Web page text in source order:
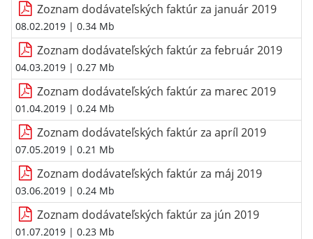
Zoznam dodávateľských faktúr za január 2019
08.02.2019 | 0.34 Mb
Zoznam dodávateľských faktúr za február 2019
04.03.2019 | 0.27 Mb
Zoznam dodávateľských faktúr za marec 2019
01.04.2019 | 0.24 Mb
Zoznam dodávateľských faktúr za apríl 2019
07.05.2019 | 0.21 Mb
Zoznam dodávateľských faktúr za máj 2019
03.06.2019 | 0.24 Mb
Zoznam dodávateľských faktúr za jún 2019
01.07.2019 | 0.23 Mb